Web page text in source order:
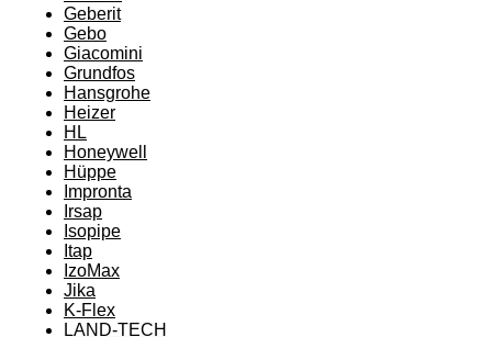
Geberit
Gebo
Giacomini
Grundfos
Hansgrohe
Heizer
HL
Honeywell
Hüppe
Impronta
Irsap
Isopipe
Itap
IzoMax
Jika
K-Flex
LAND-TECH